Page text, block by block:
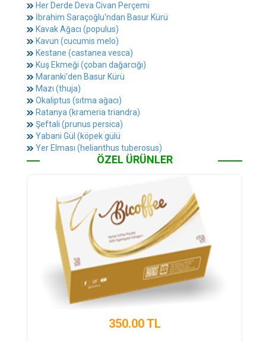
Her Derde Deva Civan Perçemi
İbrahim Saraçoğlu'ndan Basur Kürü
Kavak Ağacı (populus)
Kavun (cucumis melo)
Kestane (castanea vesca)
Kuş Ekmeği (çoban dağarcığı)
Maranki'den Basur Kürü
Mazı (thuja)
Okaliptus (sıtma ağacı)
Ratanya (krameria triandra)
Şeftali (prunus persica)
Yabani Gül (köpek gülü
Yer Elması (helianthus tuberosus)
ÖZEL ÜRÜNLER
450.00 TL